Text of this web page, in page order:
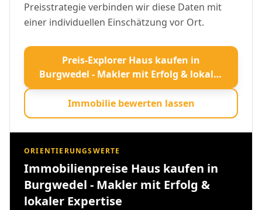
Preisstrategie verbinden wir diese Daten mit
einer individuellen Einschätzung vor Ort.
Preis-Explorer Haus kaufen in
Burgwedel - Makler mit Erfolg & lokaler
Expertise öffnen
Immobilie bewerten lassen
ORIENTIERUNGSWERTE
Immobilienpreise Haus kaufen in
Burgwedel - Makler mit Erfolg &
lokaler Expertise